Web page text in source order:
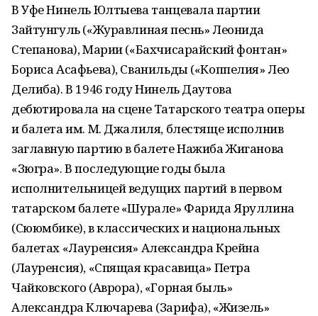
В Уфе Нинель Юлтыева танцевала партии
Зайтунгуль («Журавлиная песнь» Леонида
Степанова), Марии («Бахчисарайский фонтан»
Бориса Асафьева), Сванильды («Коппелия» Лео
Делиба). В 1946 году Нинель Даутова
дебютировала на сцене Татарского театра оперы
и балета им. М. Джалиля, блестяще исполнив
заглавную партию в балете Нажиба Жиганова
«Зюгра». В последующие годы была
исполнительницей ведущих партий в первом
татарском балете «Шурале» Фарида Яруллина
(Сююмбике), в классических и национальных
балетах «Лауренсия» Александра Крейна
(Лауренсия), «Спящая красавица» Петра
Чайковского (Аврора), «Горная быль»
Александра Ключарева (Зарифа), «Жизель»